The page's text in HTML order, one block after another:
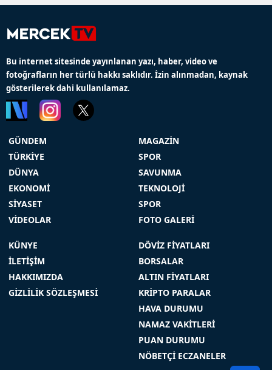
Bu internet sitesinde yayınlanan yazı, haber, video ve
fotoğrafların her türlü hakkı saklıdır. İzin alınmadan, kaynak
gösterilerek dahi kullanılamaz.
GÜNDEM
TÜRKİYE
DÜNYA
EKONOMİ
SİYASET
VİDEOLAR
MAGAZİN
SPOR
SAVUNMA
TEKNOLOJİ
SPOR
FOTO GALERİ
KÜNYE
İLETİŞİM
HAKKIMIZDA
GİZLİLİK SÖZLEŞMESİ
DÖVİZ FİYATLARI
BORSALAR
ALTIN FİYATLARI
KRİPTO PARALAR
HAVA DURUMU
NAMAZ VAKİTLERİ
PUAN DURUMU
NÖBETÇİ ECZANELER